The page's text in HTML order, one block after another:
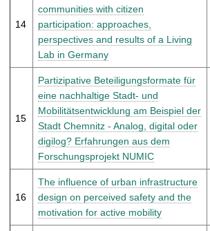
14
communities with citizen
participation: approaches,
perspectives and results of a Living
Lab in Germany
15
Partizipative Beteiligungsformate für
eine nachhaltige Stadt- und
Mobilitätsentwicklung am Beispiel der
Stadt Chemnitz - Analog, digital oder
digilog? Erfahrungen aus dem
Forschungsprojekt NUMIC
16
The influence of urban infrastructure
design on perceived safety and the
motivation for active mobility